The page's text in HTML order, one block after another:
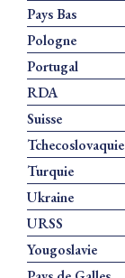
Pays Bas
Pologne
Portugal
RDA
Suisse
Tchecoslovaquie
Turquie
Ukraine
URSS
Yougoslavie